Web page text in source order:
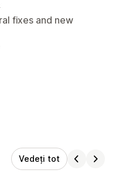
fixes and new
Vedeți tot